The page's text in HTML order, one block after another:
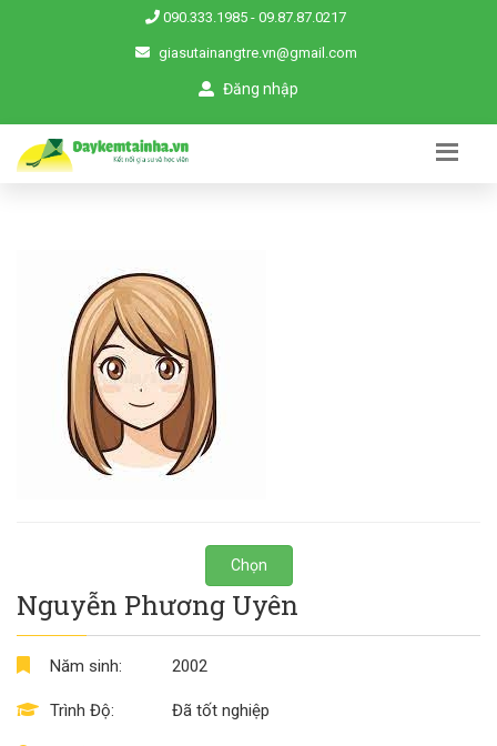
090.333.1985 - 09.87.87.0217
giasutainangtre.vn@gmail.com
Đăng nhập
Chọn
Nguyễn Phương Uyên
Năm sinh:
Trình Độ:
2002
Đã tốt nghiệp